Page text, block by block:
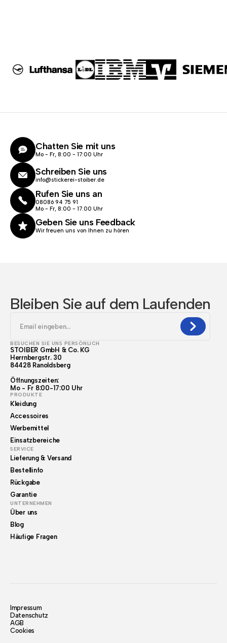
Chatten Sie mit uns
Mo - Fr, 8:00 - 17:00 Uhr
Schreiben Sie uns
info@stickerei-stoiber.de
Rufen Sie uns an
08086 94 75 91
Mo - Fr, 8:00 - 17.00 Uhr
Geben Sie uns Feedback
Wir freuen uns von Ihnen zu hören
Bleiben Sie auf dem Laufenden
BESUCHEN SIE UNS PERSÖNLICH
STOIBER GmbH & Co. KG
Herrnbergstr. 30
84428 Ranoldsberg
Öffnungszeiten:
Mo - Fr 8:00-17:00 Uhr
PRODUKTE
Kleidung
Accessoires
Werbemittel
Einsatzbereiche
SERVICE
Lieferung & Versand
Bestellinfo
Rückgabe
Garantie
UNTERNEHMEN
Über uns
Blog
Häufige Fragen
Impressum
Datenschutz
AGB
Cookies